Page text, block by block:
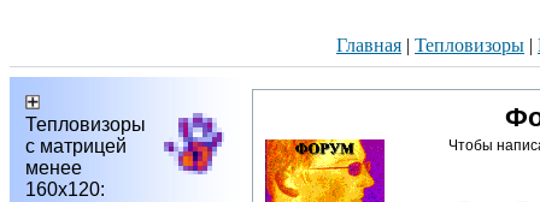
Главная | Тепловизоры |
Тепловизоры
с матрицей
менее
160х120:
Чтобы